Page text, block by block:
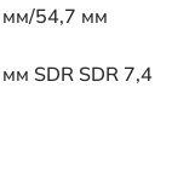
мм/54,7 мм
SDR SDR 7,4